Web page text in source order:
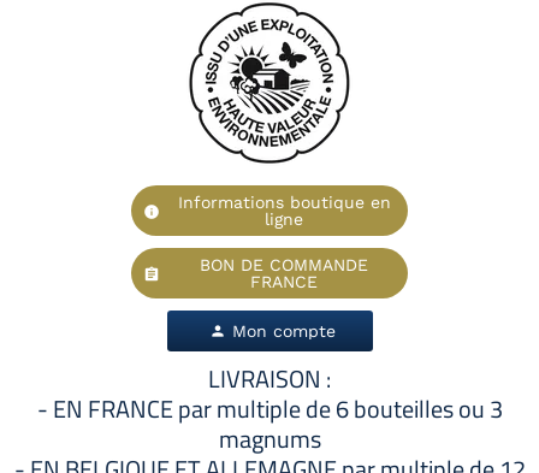
info
Informations boutique en
ligne
assignment
BON DE COMMANDE
FRANCE
person Mon compte
LIVRAISON :
- EN FRANCE par multiple de 6 bouteilles ou 3
magnums